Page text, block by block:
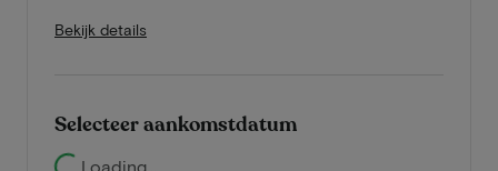
Bekijk details
Selecteer aankomstdatum
Loading...